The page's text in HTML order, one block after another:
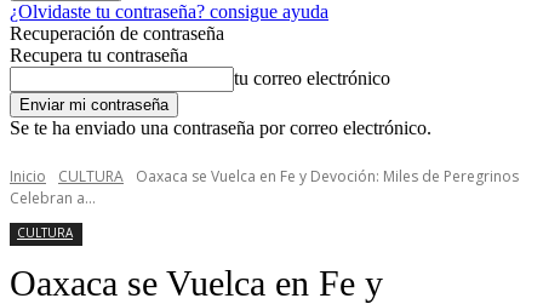
¿Olvidaste tu contraseña? consigue ayuda
Recuperación de contraseña
Recupera tu contraseña
tu correo electrónico
Se te ha enviado una contraseña por correo electrónico.
Inicio CULTURA
Oaxaca se Vuelca en Fe y Devoción: Miles de Peregrinos
Celebran a...
CULTURA
Oaxaca se Vuelca en Fe y